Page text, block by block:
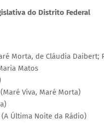
do Distrito Federal
Morta, de Cláudia
Matos
Viva, Maré Morta)
Última Noite da Rádio)